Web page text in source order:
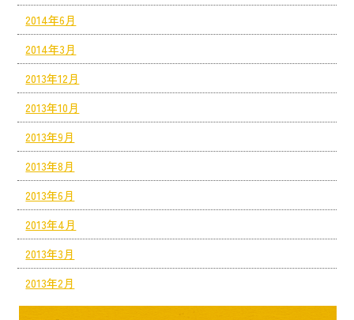
2014年6月
2014年3月
2013年12月
2013年10月
2013年9月
2013年8月
2013年6月
2013年4月
2013年3月
2013年2月